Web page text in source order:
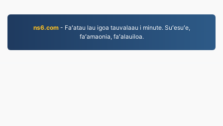
ns6.com- Faʻatau lau igoa tauvalaau i minute. Suʻesuʻe,
faʻamaonia, faʻalauiloa.